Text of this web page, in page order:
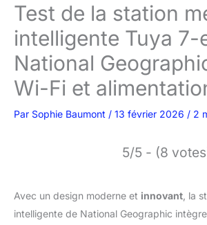
Test de la station
intelligente Tuya 7-
National
Wi-Fi et
Par Sophie Baumont / 13 février 2026 / 2
5/5 - (8
Avec un design moderne et innovant , la
intelligente de National Geographic intègre